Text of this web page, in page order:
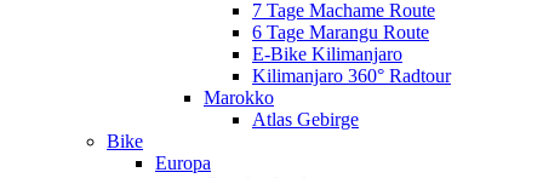
7 Tage Machame Route
6 Tage Marangu Route
E-Bike Kilimanjaro
Kilimanjaro 360° Radtour
Marokko
Atlas Gebirge
Bike
Europa